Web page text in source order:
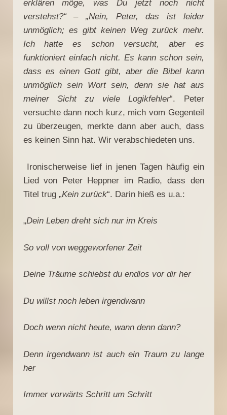
erklären möge, was Du jetzt noch nicht
verstehst?“ – „Nein, Peter, das ist leider
unmöglich; es gibt keinen Weg zurück mehr.
Ich hatte es schon versucht, aber es
funktioniert einfach nicht. Es kann schon sein,
dass es einen Gott gibt, aber die Bibel kann
unmöglich sein Wort sein, denn sie hat aus
meiner Sicht zu viele Logikfehler“. Peter
versuchte dann noch kurz, mich vom Gegenteil
zu überzeugen, merkte dann aber auch, dass
es keinen Sinn hat. Wir verabschiedeten uns.
Ironischerweise lief in jenen Tagen häufig ein
Lied von Peter Heppner im Radio, dass den
Titel trug „Kein zurück“. Darin hieß es u.a.:
„Dein Leben dreht sich nur im Kreis
So voll von weggeworfener Zeit
Deine Träume schiebst du endlos vor dir her
Du willst noch leben irgendwann
Doch wenn nicht heute, wann denn dann?
Denn irgendwann ist auch ein Traum zu lange
her
Immer vorwärts Schritt um Schritt